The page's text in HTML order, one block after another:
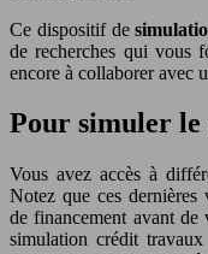
Ce dispositif de
de recherches qui vous
encore à collaborer avec
Pour simuler
Vous avez accès à
Notez que ces dernières
de financement avant de
simulation crédit